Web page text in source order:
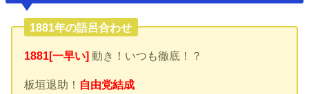
1881年の語呂合わせ
1881[一早い] 動き！いつも徹底！？
板垣退助！ 自由党結成